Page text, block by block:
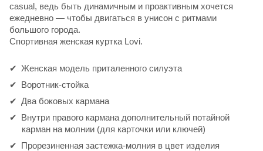
casual, ведь быть динамичным и проактивным хочется
ежедневно — чтобы двигаться в унисон с ритмами
большого города.
Спортивная женская куртка Lovi.
Женская модель приталенного силуэта
Воротник-стойка
Два боковых кармана
Внутри правого кармана дополнительный потайной
карман на молнии (для карточки или ключей)
Прорезиненная застежка-молния в цвет изделия